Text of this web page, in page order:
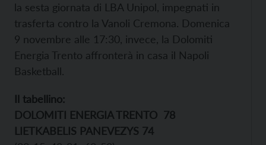
la sesta giornata di LBA Unipol, impegnati in
trasferta contro la Vanoli Cremona. Domenica
9 novembre alle 17:30, invece, la Dolomiti
Energia Trento affronterà in casa il Napoli
Basketball.
Il tabellino:
DOLOMITI ENERGIA TRENTO 78
LIETKABELIS PANEVEZYS 74